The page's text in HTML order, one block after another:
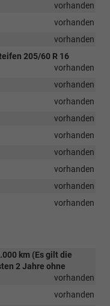
vorhanden
vorhanden
vorhanden
205/60 R 16
vorhanden
vorhanden
vorhanden
vorhanden
vorhanden
vorhanden
vorhanden
vorhanden
vorhanden
km (Es gilt die
2 Jahre ohne
vorhanden
vorhanden